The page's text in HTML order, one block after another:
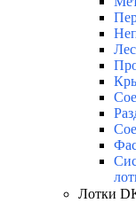
Лотки